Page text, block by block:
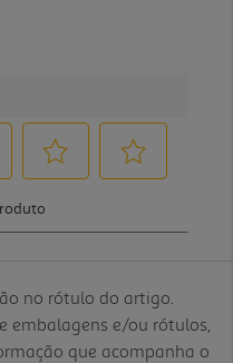
no rótulo do artigo.
embalagens e/ou rótulos,
que acompanha o